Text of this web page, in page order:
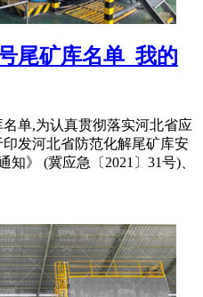
尾矿库名单_我的
单,为认真贯彻落实河北省应
发河北省防范化解尾矿库安
》 (冀应急〔2021〕31号)、